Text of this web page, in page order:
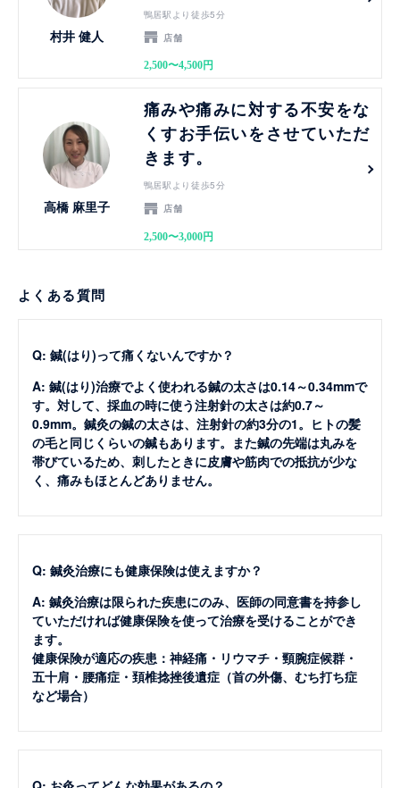
村井 健人
鴨居駅より徒歩5分
店舗
2,500〜4,500円
高橋 麻里子
痛みや痛みに対する不安をな
くすお手伝いをさせていただ
きます。
鴨居駅より徒歩5分
店舗
2,500〜3,000円
よくある質問
Q: 鍼(はり)って痛くないんですか？
A: 鍼(はり)治療でよく使われる鍼の太さは0.14～0.34mmで
す。対して、採血の時に使う注射針の太さは約0.7～
0.9mm。鍼灸の鍼の太さは、注射針の約3分の1。ヒトの髪
の毛と同じくらいの鍼もあります。また鍼の先端は丸みを
帯びているため、刺したときに皮膚や筋肉での抵抗が少な
く、痛みもほとんどありません。
Q: 鍼灸治療にも健康保険は使えますか？
A: 鍼灸治療は限られた疾患にのみ、医師の同意書を持参し
ていただければ健康保険を使って治療を受けることができ
ます。
健康保険が適応の疾患：神経痛・リウマチ・頸腕症候群・
五十肩・腰痛症・頚椎捻挫後遺症（首の外傷、むち打ち症
など場合）